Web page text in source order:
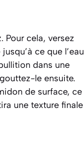
Pour cela, versez
ce que l’eau
dans une
le ensuite.
de surface, ce
une texture finale